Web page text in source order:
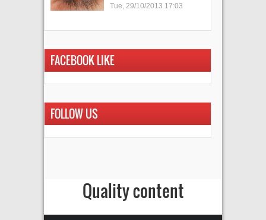
Tue, 29/10/2013 17:03
FACEBOOK LIKE
FOLLOW US
Quality content